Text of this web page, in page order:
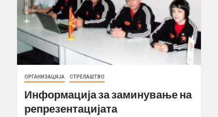
ОРГАНИЗАЦИЈА СТРЕЛАШТВО
Информација за заминување на
репрезентацијата